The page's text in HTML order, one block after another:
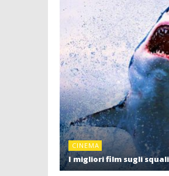
CINEMA
I migliori film sugli